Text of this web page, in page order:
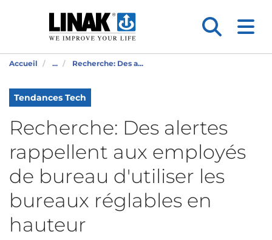
Accueil ... Recherche: Des a...
Tendances Tech
Recherche: Des alertes
rappellent aux employés
de bureau d'utiliser les
bureaux réglables en
hauteur